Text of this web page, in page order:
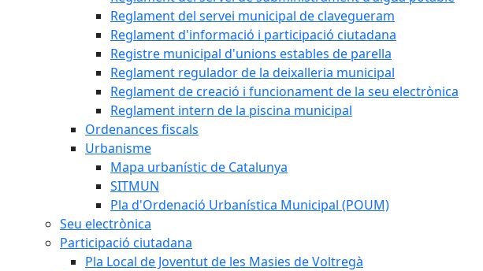
Reglament del servei municipal de clavegueram
Reglament d'informació i participació ciutadana
Registre municipal d'unions estables de parella
Reglament regulador de la deixalleria municipal
Reglament de creació i funcionament de la seu electrònica
Reglament intern de la piscina municipal
Ordenances fiscals
Urbanisme
Mapa urbanístic de Catalunya
SITMUN
Pla d'Ordenació Urbanística Municipal (POUM)
Seu electrònica
Participació ciutadana
Pla Local de Joventut de les Masies de Voltregà